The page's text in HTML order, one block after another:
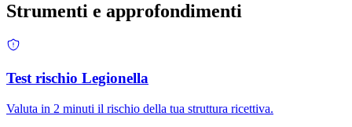
Strumenti e approfondimenti
Test rischio Legionella
Valuta in 2 minuti il rischio della tua struttura ricettiva.